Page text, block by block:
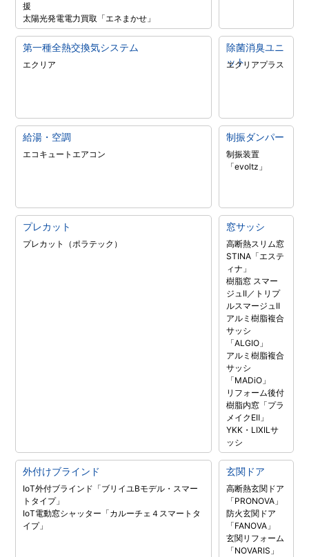
援
太陽光発電電力買取「エネまかせ」
第一種全熱交換気システム
エクリア
除菌消臭ユニ
ット
エクリアプラス
給湯・空調
エコキュートエアコン
制振ダンパー
制振装置
「evoltz」
プレカット
プレカット（ポラテック）
窓サッシ
高断熱スリム窓
STINA「エステ
ィナ」
樹脂窓 スマー
ジュII／トリプ
ルスマージュII
アルミ樹脂複合
サッシ
「ALGIO」
アルミ樹脂複合
サッシ
「MADiO」
リフォーム後付
樹脂内窓「プラ
メイクEⅡ」
YKK・LIXILサ
ッシ
外付けブラインド
IoT外付ブラインド「ブリイユBモデル・スマー
トタイプ」
IoT電動窓シャッター「カルーチェ４スマートタ
イプ」
玄関ドア
高断熱玄関ドア
「PRONOVA」
防火玄関ドア
「FANOVA」
玄関リフォーム
「NOVARIS」